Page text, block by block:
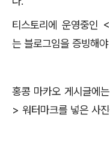
티스토리에 운영중인
는 블로그임을 증빙해
홍콩 마카오 게시글에
> 워터마크를 넣은 사